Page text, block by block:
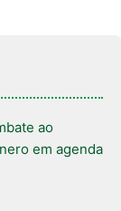
ao
em agenda